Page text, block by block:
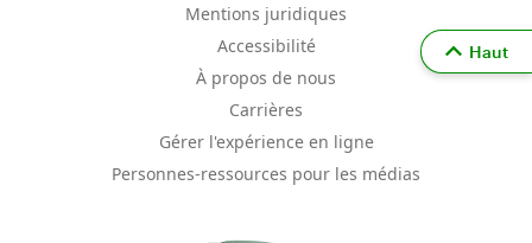
Mentions juridiques
Accessibilité
À propos de nous
Carrières
Gérer l'expérience en ligne
Personnes-ressources pour les médias
Haut